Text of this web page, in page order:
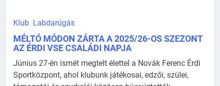
Klub Labdarúgás
MÉLTÓ MÓDON ZÁRTA A 2025/26-OS SZEZONT
AZ ÉRDI VSE CSALÁDI NAPJA
Június 27-én ismét megtelt élettel a Novák Ferenc Érdi
Sportközpont, ahol klubunk játékosai, edzői, szülei,